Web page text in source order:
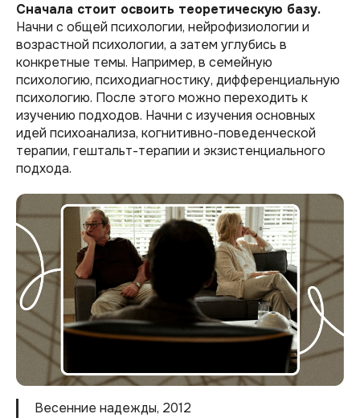
Сначала стоит освоить теоретическую базу.
Начни с общей психологии, нейрофизиологии и
возрастной психологии, а затем углубись в
конкретные темы. Например, в семейную
психологию, психодиагностику, дифференциальную
психологию. После этого можно переходить к
изучению подходов. Начни с изучения основных
идей психоанализа, когнитивно-поведенческой
терапии, гештальт-терапии и экзистенциального
подхода.
Весенние надежды, 2012